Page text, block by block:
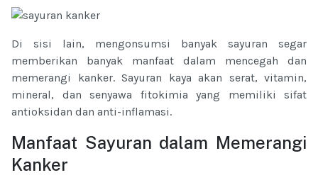
Di sisi lain, mengonsumsi banyak sayuran segar
memberikan banyak manfaat dalam mencegah dan
memerangi kanker. Sayuran kaya akan serat, vitamin,
mineral, dan senyawa fitokimia yang memiliki sifat
antioksidan dan anti-inflamasi.
Manfaat Sayuran dalam Memerangi
Kanker